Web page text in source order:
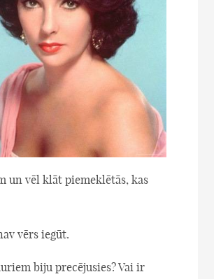
un vēl klāt piemeklētās, kas
vērs iegūt.
biju precējusies? Vai ir